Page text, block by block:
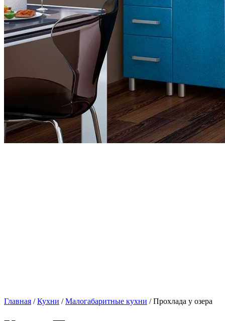
Главная /Кухни /Малогабаритные кухни / Прохлада у озера